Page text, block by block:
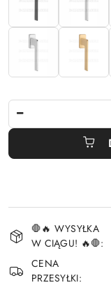
Dostępność
i
dostawa
🛑🔥 WYSYŁKA
W CIĄGU! 🔥🛑:
CENA
PRZESYŁKI: